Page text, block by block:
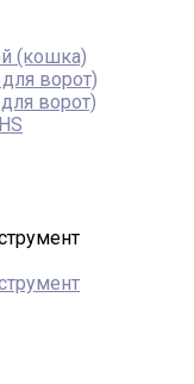
(кошка)
ворот)
ворот)